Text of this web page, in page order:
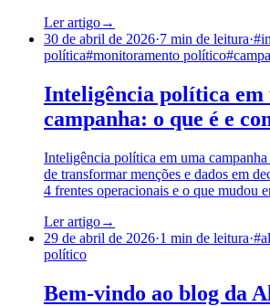
Ler artigo→
30 de abril de 2026·7 min de leitura·#
política#monitoramento político#
Inteligência política em
campanha: o que é e
Inteligência política em uma
de transformar menções e dados em
4 frentes operacionais e o que mudou
Ler artigo→
29 de abril de 2026·1 min de leitura·#
político
Bem-vindo ao blog da